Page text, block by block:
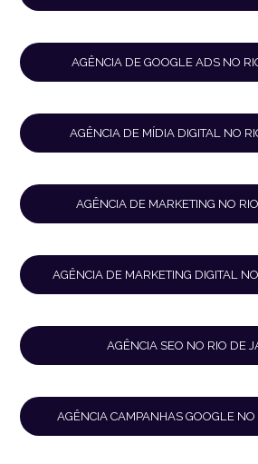
AGÊNCIA DE GOOGLE ADS NO
AGÊNCIA DE MÍDIA DIGITAL NO
AGÊNCIA DE MARKETING NO
AGÊNCIA DE MARKETING DIGITAL
AGÊNCIA SEO NO RIO DE
AGÊNCIA CAMPANHAS GOOGLE